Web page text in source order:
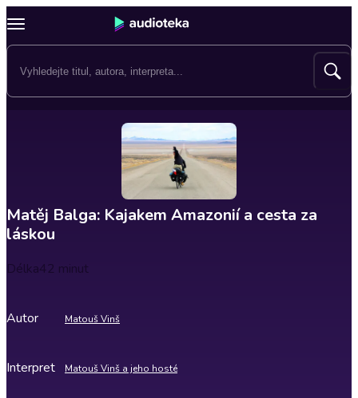
Matěj Balga: Kajakem Amazonií a cesta za
láskou
Délka42 minut
Autor Matouš Vinš
Interpret Matouš Vinš a jeho hosté